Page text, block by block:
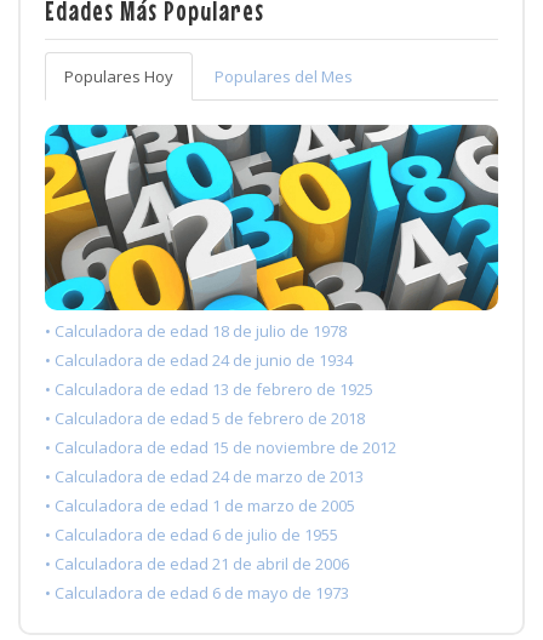
Edades Más Populares
Populares Hoy Populares del Mes
• Calculadora de edad 18 de julio de 1978
• Calculadora de edad 24 de junio de 1934
• Calculadora de edad 13 de febrero de 1925
• Calculadora de edad 5 de febrero de 2018
• Calculadora de edad 15 de noviembre de 2012
• Calculadora de edad 24 de marzo de 2013
• Calculadora de edad 1 de marzo de 2005
• Calculadora de edad 6 de julio de 1955
• Calculadora de edad 21 de abril de 2006
• Calculadora de edad 6 de mayo de 1973